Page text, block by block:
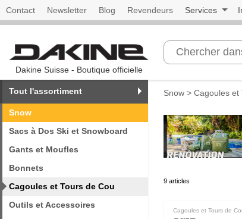
Contact Newsletter Blog Revendeurs Services
Dakine Suisse - Boutique officielle
Tout l'assortiment
Snow
Sacs à Dos Ski et Snowboard
Gants et Moufles
Bonnets
Cagoules et Tours de Cou
Outils et Accessoires
Snow > Cagoules et
9 articles
Cagoules et Tours de